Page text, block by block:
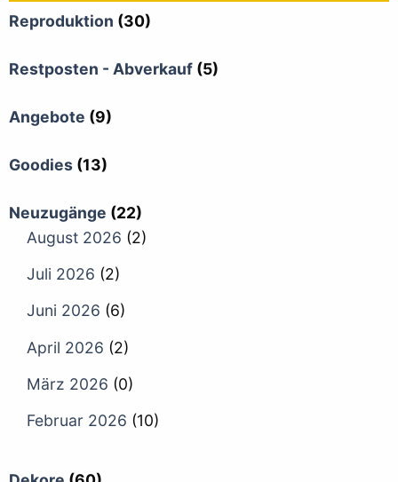
Reproduktion (30)
Restposten - Abverkauf (5)
Angebote (9)
Goodies (13)
Neuzugänge (22)
August 2026 (2)
Juli 2026 (2)
Juni 2026 (6)
April 2026 (2)
März 2026 (0)
Februar 2026 (10)